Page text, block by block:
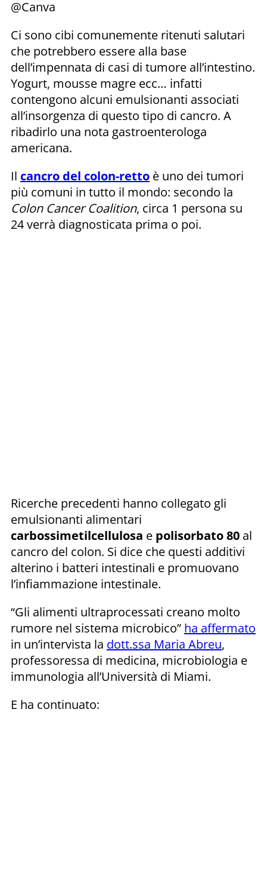
@Canva
Ci sono cibi comunemente ritenuti salutari
che potrebbero essere alla base
dell’impennata di casi di tumore all’intestino.
Yogurt, mousse magre ecc… infatti
contengono alcuni emulsionanti associati
all’insorgenza di questo tipo di cancro. A
ribadirlo una nota gastroenterologa
americana.
Il cancro del colon-retto è uno dei tumori
più comuni in tutto il mondo: secondo la
Colon Cancer Coalition, circa 1 persona su
24 verrà diagnosticata prima o poi.
Ricerche precedenti hanno collegato gli
emulsionanti alimentari
carbossimetilcellulosa e polisorbato 80 al
cancro del colon. Si dice che questi additivi
alterino i batteri intestinali e promuovano
l’infiammazione intestinale.
“Gli alimenti ultraprocessati creano molto
rumore nel sistema microbico” ha affermato
in un’intervista la dott.ssa Maria Abreu,
professoressa di medicina, microbiologia e
immunologia all’Università di Miami.
E ha continuato: